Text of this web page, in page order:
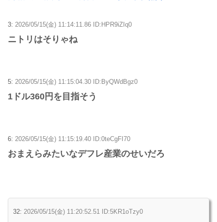
3: 2026/05/15(金) 11:14:11.86 ID:HPR9iZIq0
ニトリはそりゃね
5: 2026/05/15(金) 11:15:04.30 ID:ByQWdBgz0
1ドル360円を目指そう
6: 2026/05/15(金) 11:15:19.40 ID:0teCgFI70
おまえらみたいなデフレ産業のせいだろ
32: 2026/05/15(金) 11:20:52.51 ID:5KR1oTzy0